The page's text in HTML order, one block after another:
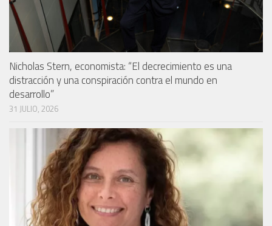
Nicholas Stern, economista: “El decrecimiento es una
distracción y una conspiración contra el mundo en
desarrollo”
31 JULIO, 2026